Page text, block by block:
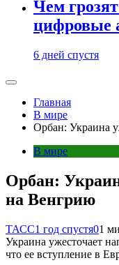
Чем
цифровые
6 дней спустя
Главная
В мире
Орбан: Украина
В мире
Орбан:
на Венгрию
ТАСС1 год спустя01
Украина ужесточает
что ее вступление в